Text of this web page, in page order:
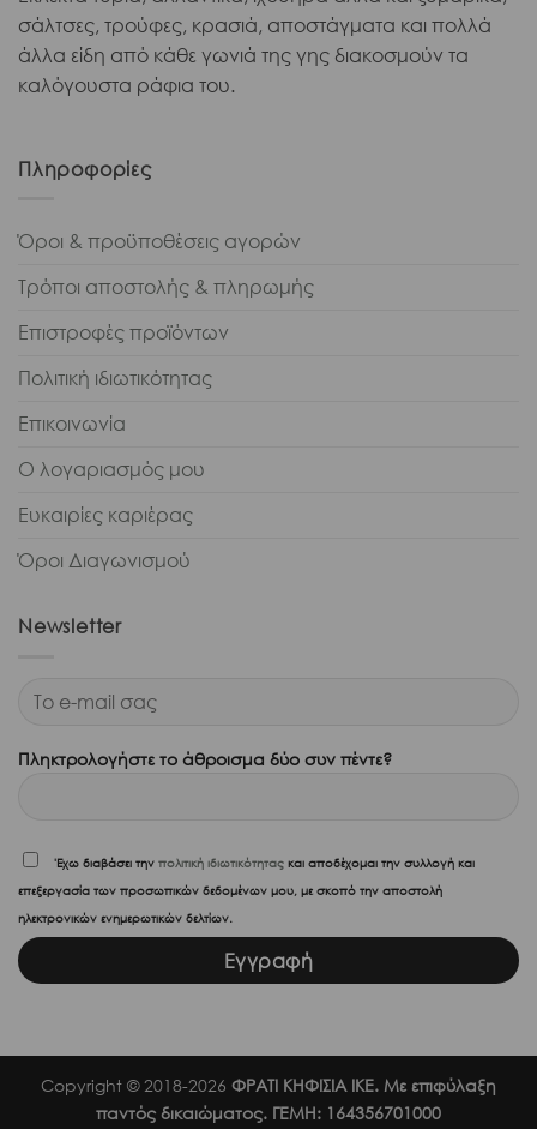
σάλτσες, τρούφες, κρασιά, αποστάγματα και πολλά
άλλα είδη από κάθε γωνιά της γης διακοσμούν τα
καλόγουστα ράφια του.
Πληροφορίες
Όροι & προϋποθέσεις αγορών
Τρόποι αποστολής & πληρωμής
Επιστροφές προϊόντων
Πολιτική ιδιωτικότητας
Επικοινωνία
Ο λογαριασμός μου
Ευκαιρίες καριέρας
Όροι Διαγωνισμού
Newsletter
Πληκτρολογήστε το άθροισμα δύο συν πέντε?
'Εχω διαβάσει την πολιτική ιδιωτικότητας και αποδέχομαι την συλλογή και
επεξεργασία των προσωπικών δεδομένων μου, με σκοπό την αποστολή
ηλεκτρονικών ενημερωτικών δελτίων.
Copyright © 2018-2026 ΦΡΑΤΙ ΚΗΦΙΣΙΑ ΙΚΕ. Με επιφύλαξη
παντός δικαιώματος. ΓΕΜΗ: 164356701000